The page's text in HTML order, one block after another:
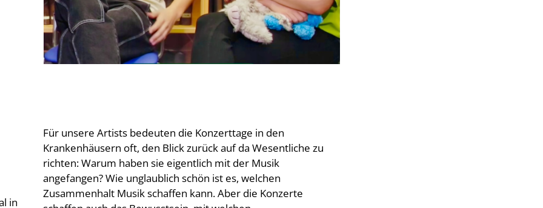
in
Für unsere Artists bedeuten die Konzerttage in den
Krankenhäusern oft, den Blick zurück auf da Wesentliche zu
richten: Warum haben sie eigentlich mit der Musik
angefangen? Wie unglaublich schön ist es, welchen
Zusammenhalt Musik schaffen kann. Aber die Konzerte